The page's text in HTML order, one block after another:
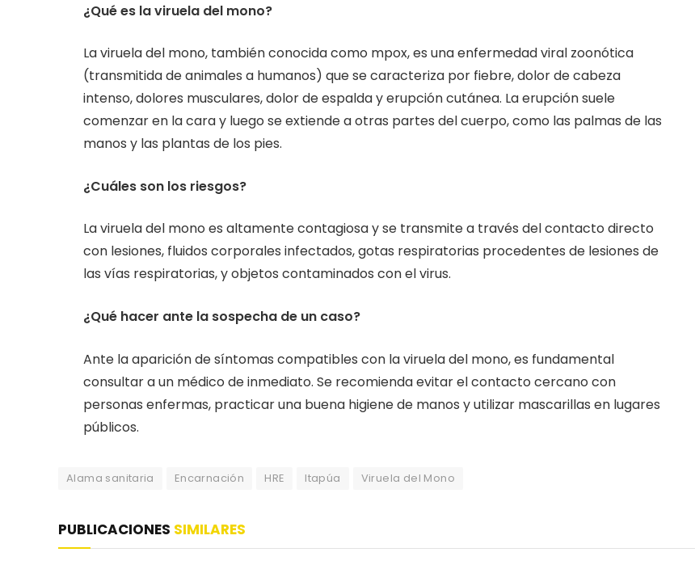
¿Qué es la viruela del mono?
La viruela del mono, también conocida como mpox, es una enfermedad viral zoonótica
(transmitida de animales a humanos) que se caracteriza por fiebre, dolor de cabeza
intenso, dolores musculares, dolor de espalda y erupción cutánea. La erupción suele
comenzar en la cara y luego se extiende a otras partes del cuerpo, como las palmas de las
manos y las plantas de los pies.
¿Cuáles son los riesgos?
La viruela del mono es altamente contagiosa y se transmite a través del contacto directo
con lesiones, fluidos corporales infectados, gotas respiratorias procedentes de lesiones de
las vías respiratorias, y objetos contaminados con el virus.
¿Qué hacer ante la sospecha de un caso?
Ante la aparición de síntomas compatibles con la viruela del mono, es fundamental
consultar a un médico de inmediato. Se recomienda evitar el contacto cercano con
personas enfermas, practicar una buena higiene de manos y utilizar mascarillas en lugares
públicos.
Alama sanitaria Encarnación HRE Itapúa Viruela del Mono
PUBLICACIONES SIMILARES